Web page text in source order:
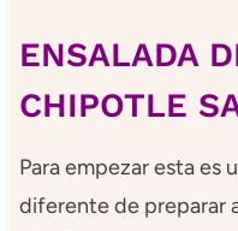
ENSALADA
CHIPOTLE
Para empezar esta es
diferente de preparar